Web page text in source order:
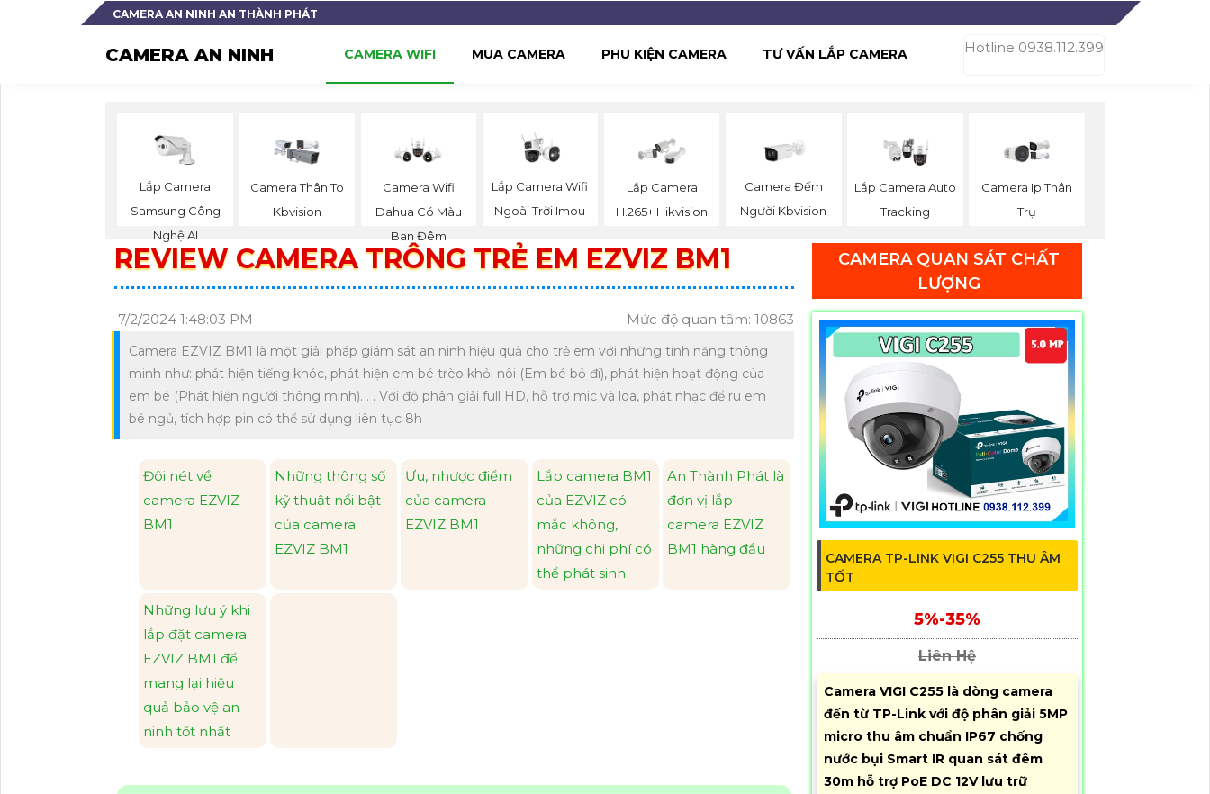
CAMERA AN NINH AN THÀNH PHÁT
CAMERA AN NINH Hotline 0938.112.399
CAMERA WIFI MUA CAMERA PHU KIỆN CAMERA TƯ VẤN LẮP CAMERA
Lắp Camera
Samsung Công
Nghệ AI
Camera Thân To
Kbvision
Camera Wifi
Dahua Có Màu
Ban Đêm
Lắp Camera Wifi
Ngoài Trời Imou
Lắp Camera
H.265+ Hikvision
Camera Đếm
Người Kbvision
Lắp Camera Auto
Tracking
Camera Ip Thân
Trụ
REVIEW CAMERA TRÔNG TRẺ EM EZVIZ BM1
7/2/2024 1:48:03 PM Mức độ quan tâm: 10863
Camera EZVIZ BM1 là một giải pháp giám sát an ninh hiệu quả cho trẻ em với những tính năng thông
minh như: phát hiện tiếng khóc, phát hiện em bé trèo khỏi nôi (Em bé bỏ đi), phát hiện hoạt động của
em bé (Phát hiện người thông minh). . . Với độ phân giải full HD, hỗ trợ mic và loa, phát nhạc để ru em
bé ngủ, tích hợp pin có thể sử dụng liên tục 8h
Đôi nét về
camera EZVIZ
BM1
Những thông số
kỹ thuật nổi bật
của camera
EZVIZ BM1
Ưu, nhược điểm
của camera
EZVIZ BM1
Lắp camera BM1
của EZVIZ có
mắc không,
những chi phí có
thể phát sinh
An Thành Phát là
đơn vị lắp
camera EZVIZ
BM1 hàng đầu
Những lưu ý khi
lắp đặt camera
EZVIZ BM1 để
mang lại hiệu
quả bảo vệ an
ninh tốt nhất
CAMERA QUAN SÁT CHẤT
LƯỢNG
CAMERA TP-LINK VIGI C255 THU ÂM
TỐT
5%-35%
Liên Hệ
Camera VIGI C255 là dòng camera
đến từ TP-Link với độ phân giải 5MP
micro thu âm chuẩn IP67 chống
nước bụi Smart IR quan sát đêm
30m hỗ trợ PoE DC 12V lưu trữ